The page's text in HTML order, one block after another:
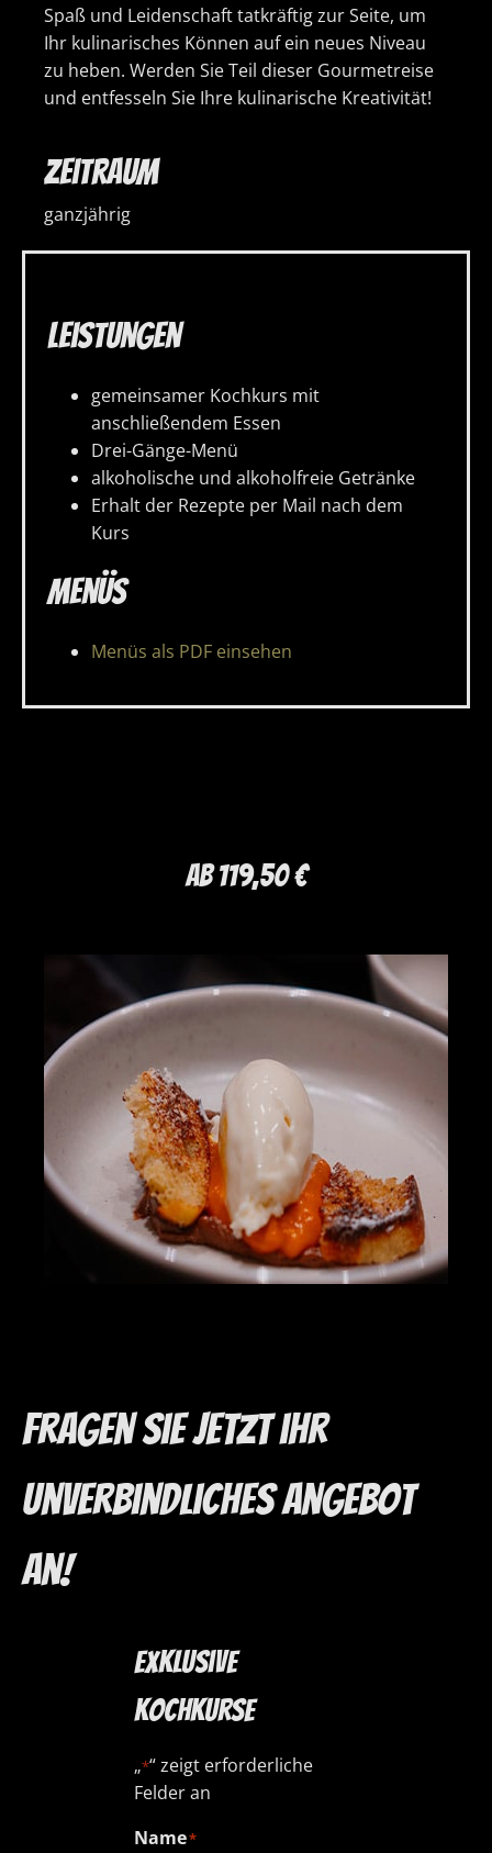
Spaß und Leidenschaft tatkräftig zur Seite, um
Ihr kulinarisches Können auf ein neues Niveau
zu heben. Werden Sie Teil dieser Gourmetreise
und entfesseln Sie Ihre kulinarische Kreativität!
Zeitraum
ganzjährig
Leistungen
gemeinsamer Kochkurs mit
anschließendem Essen
Drei-Gänge-Menü
alkoholische und alkoholfreie Getränke
Erhalt der Rezepte per Mail nach dem
Kurs
Menüs
Menüs als PDF einsehen
Ab 119,50 €
Fragen sie Jetzt ihr
unverbindliches Angebot
an!
Exklusive
Kochkurse
„*“ zeigt erforderliche
Felder an
Name*